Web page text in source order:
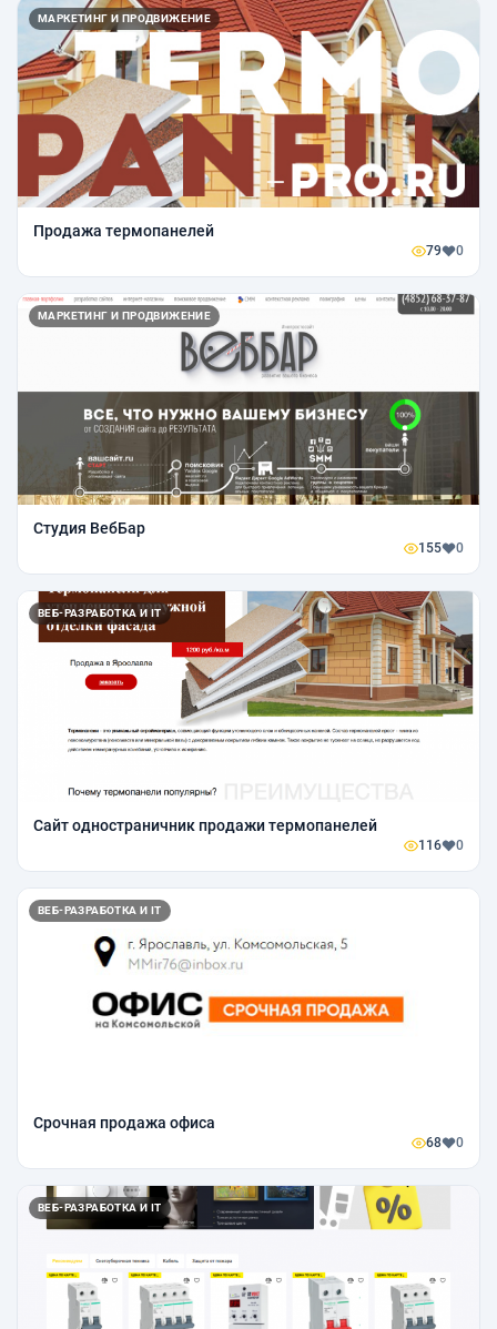
МАРКЕТИНГ И ПРОДВИЖЕНИЕ
Продажа термопанелей
79 0
МАРКЕТИНГ И ПРОДВИЖЕНИЕ
Студия ВебБар
155 0
ВЕБ-РАЗРАБОТКА И IT
Сайт одностраничник продажи термопанелей
116 0
ВЕБ-РАЗРАБОТКА И IT
Срочная продажа офиса
68 0
ВЕБ-РАЗРАБОТКА И IT